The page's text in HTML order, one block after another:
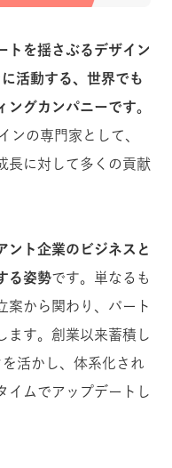
トを揺さぶるデザイン
活動する、世界でも
グカンパニーです。
ンの専門家として、
長に対して多くの貢献
ント企業のビジネスと
る姿勢です。単なるも
案から関わり、パート
ます。創業以来蓄積し
活かし、体系化され
イムでアップデートし